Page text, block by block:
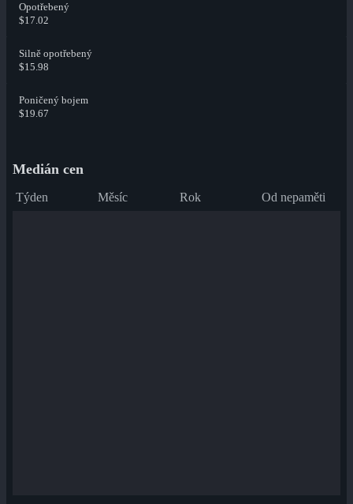
Opotřebený
$17.02
Silně opotřebený
$15.98
Poničený bojem
$19.67
Medián cen
Týden Měsíc Rok Od nepaměti